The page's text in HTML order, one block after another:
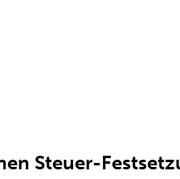
Steuer-